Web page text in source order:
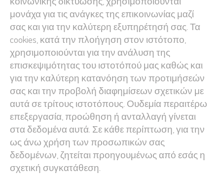
μονάχα για τις ανάγκες της επικοινωνίας μαζί
σας και για την καλύτερη εξυπηρέτησή σας. Τα
cookies, κατά την πλοήγηση στον ιστότοπο,
χρησιμοποιούνται για την ανάλυση της
επισκεψιμότητας του ιστοτόπού μας καθώς και
για την καλύτερη κατανόηση των προτιμήσεών
σας και την προβολή διαφημίσεων σχετικών με
αυτά σε τρίτους ιστοτόπους. Ουδεμία περαιτέρω
επεξεργασία, προώθηση ή ανταλλαγή γίνεται
στα δεδομένα αυτά. Σε κάθε περίπτωση, για την
ως άνω χρήση των προσωπικών σας
δεδομένων, ζητείται προηγουμένως από εσάς η
σχετική συγκατάθεση.